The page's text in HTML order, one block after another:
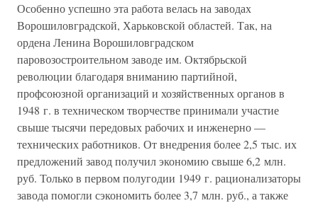
Особенно успешно эта работа велась на заводах
Ворошиловградской, Харьковской областей. Так, на
ордена Ленина Ворошиловградском
паровозостроительном заводе им. Октябрьской
революции благодаря вниманию партийной,
профсоюзной организаций и хозяйственных органов в
1948 г. в техническом творчестве принимали участие
свыше тысячи передовых рабочих и инженерно —
технических работников. От внедрения более 2,5 тыс. их
предложений завод получил экономию свыше 6,2 млн.
руб. Только в первом полугодии 1949 г. рационализаторы
завода помогли сэкономить более 3,7 млн. руб., а также